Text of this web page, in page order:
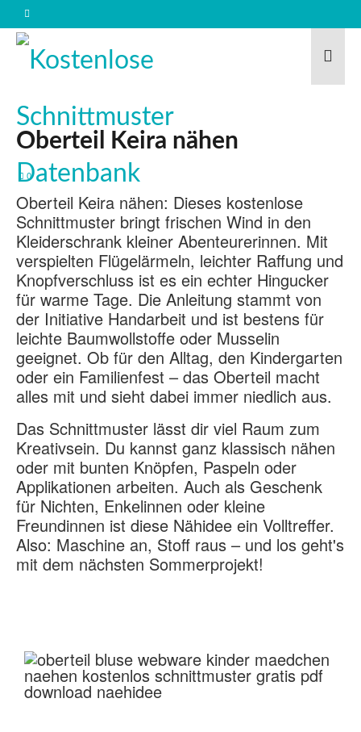
Oberteil Keira nähen
0
Oberteil Keira nähen: Dieses kostenlose
Schnittmuster bringt frischen Wind in den
Kleiderschrank kleiner Abenteurerinnen. Mit
verspielten Flügelärmeln, leichter Raffung und
Knopfverschluss ist es ein echter Hingucker
für warme Tage. Die Anleitung stammt von
der Initiative Handarbeit und ist bestens für
leichte Baumwollstoffe oder Musselin
geeignet. Ob für den Alltag, den Kindergarten
oder ein Familienfest – das Oberteil macht
alles mit und sieht dabei immer niedlich aus.
Das Schnittmuster lässt dir viel Raum zum
Kreativsein. Du kannst ganz klassisch nähen
oder mit bunten Knöpfen, Paspeln oder
Applikationen arbeiten. Auch als Geschenk
für Nichten, Enkelinnen oder kleine
Freundinnen ist diese Nähidee ein Volltreffer.
Also: Maschine an, Stoff raus – und los geht's
mit dem nächsten Sommerprojekt!